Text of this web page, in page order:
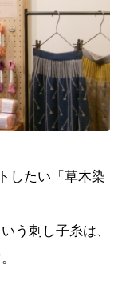
したい「草木染
う刺し子糸は、